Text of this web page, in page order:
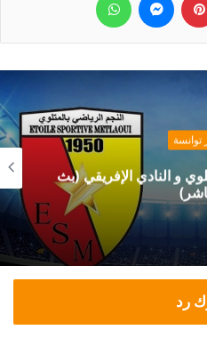
توانسة
المدب بخصوص ماهر
رد